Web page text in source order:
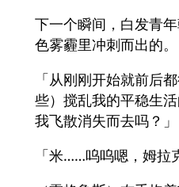
下一个瞬间，白发青
色雾霾里冲刺而出的。
「从刚刚开始就前后
些）搅乱我的平稳生
我飞散消失而去吗？」
「米……呜呜嗯，姆拉